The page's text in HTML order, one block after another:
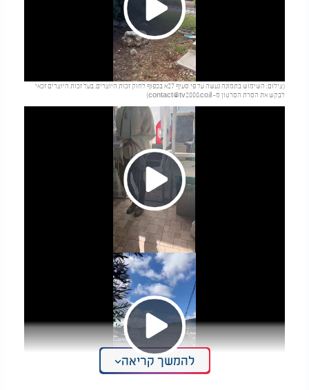
Play
Video
(צילום: השימוש בתמונה נעשה על פי סעיף 27א בכפוף לחוק זכות היוצרים. בעל זכות היוצרים זכאי
לבקש את הסרת הסרטון מ- contact@tv2000.co.il
)
Play
Video
Play
להמשך קריאה